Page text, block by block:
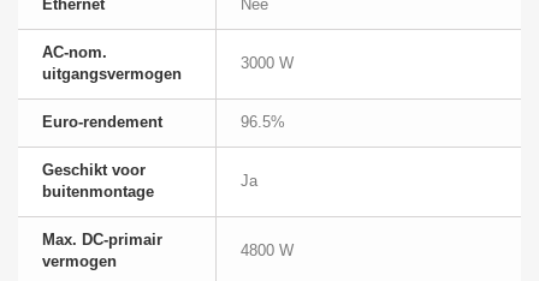
Ethernet Nee
AC-nom.
uitgangsvermogen
3000 W
Euro-rendement 96.5%
Geschikt voor
buitenmontage
Ja
Max. DC-primair
vermogen
4800 W